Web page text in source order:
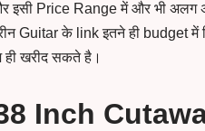
इसी Price Range में और भी
Guitar के link इतने ही budget
खरीद सकते है।
Inch